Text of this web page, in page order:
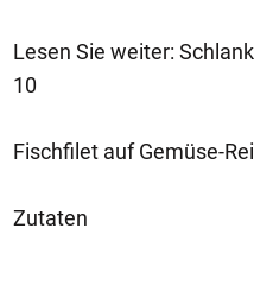
Lesen Sie weiter:
10
Fischfilet auf Gemüse-
Zutaten